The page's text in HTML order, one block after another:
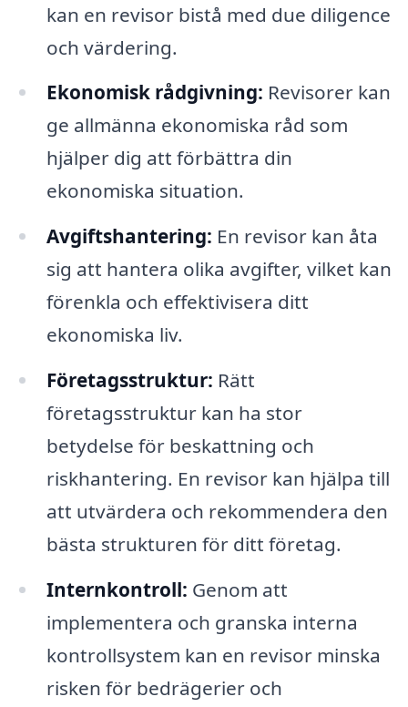
kan en revisor bistå med due diligence
och värdering.
Ekonomisk rådgivning: Revisorer kan
ge allmänna ekonomiska råd som
hjälper dig att förbättra din
ekonomiska situation.
Avgiftshantering: En revisor kan åta
sig att hantera olika avgifter, vilket kan
förenkla och effektivisera ditt
ekonomiska liv.
Företagsstruktur: Rätt
företagsstruktur kan ha stor
betydelse för beskattning och
riskhantering. En revisor kan hjälpa till
att utvärdera och rekommendera den
bästa strukturen för ditt företag.
Internkontroll: Genom att
implementera och granska interna
kontrollsystem kan en revisor minska
risken för bedrägerier och